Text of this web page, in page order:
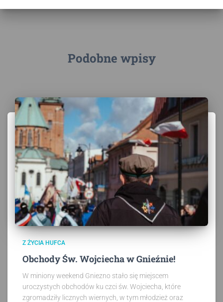
Podobne wpisy
Z ŻYCIA HUFCA
Obchody Św. Wojciecha w Gnieźnie!
W miniony weekend Gniezno stało się miejscem
uroczystych obchodów ku czci św. Wojciecha, które
zgromadziły licznych wiernych, w tym młodzież oraz